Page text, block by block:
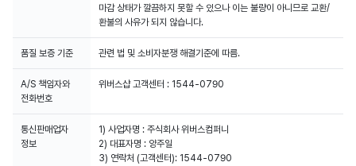
마감 상태가 깔끔하지 못할 수 있으나 이는 불량이 아니므로 교환/
환불의 사유가 되지 않습니다.
품질 보증 기준 관련 법 및 소비자분쟁 해결기준에 따름.
A/S 책임자와
전화번호
위버스샵 고객센터 : 1544-0790
통신판매업자
1) 사업자명 : 주식회사 위버스컴퍼니
2) 대표자명 : 양주일
3) 연락처 (고객센터): 1544-0790